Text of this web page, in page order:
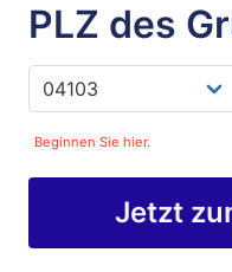
PLZ des
Beginnen Sie hier.
Jetzt